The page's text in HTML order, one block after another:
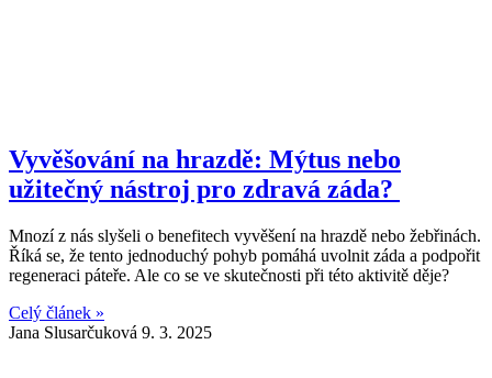
Vyvěšování na hrazdě: Mýtus nebo
užitečný nástroj pro zdravá záda?
Mnozí z nás slyšeli o benefitech vyvěšení na hrazdě nebo žebřinách.
Říká se, že tento jednoduchý pohyb pomáhá uvolnit záda a podpořit
regeneraci páteře. Ale co se ve skutečnosti při této aktivitě děje?
Celý článek »
Jana Slusarčuková 9. 3. 2025